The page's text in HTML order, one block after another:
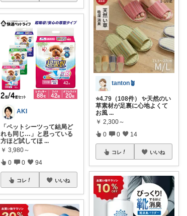
AKI
「ペットシーツって結局ど
れも同じ…」と思っている
方ほど試してほ ...
￥ 3,980～
0 0 94
コレ いいね
tanton🪴
⭐4.79（108件） ✨天然のい
草素材が足裏に心地よくて
お風 ...
￥ 2,300～
0 0 14
コレ いいね